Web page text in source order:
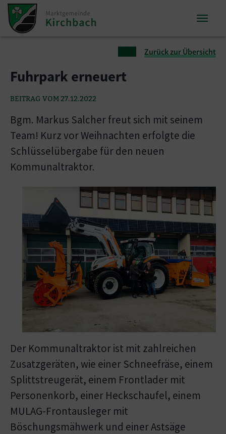
Zum Inhalt springen
Zum Seitenende springen
Zurück zur Übersicht
Fuhrpark erneuert
BEITRAG VOM 27.12.2022
Bgm. Markus Salcher freut sich mit seinem
Team! Kurz vor Weihnachten erfolgte die
Schlüsselübergabe für den neuen
Kommunaltraktor.
Der Kommunaltraktor ist mit zahlreichen
Zusatzgeräten, wie einer Schneefräse, einem
Splittstreugerät, einem Frontlader mit
Personenkorb, einer Heckschaufel, einem
MULAG-Frontausleger mit
Böschungsmähwerk und einer Astsäge